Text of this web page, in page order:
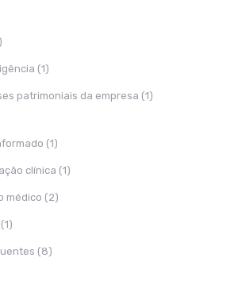
(1)
patrimoniais da empresa (1)
(1)
clínica (1)
médico (2)
(1)
(8)